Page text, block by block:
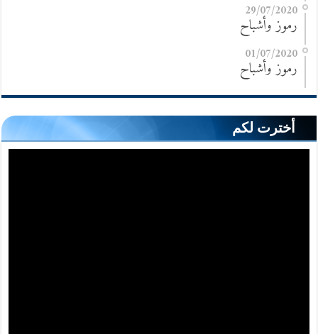
29/07/2020
رموز وأشباح
01/07/2020
رموز وأشباح
أخترت لكم